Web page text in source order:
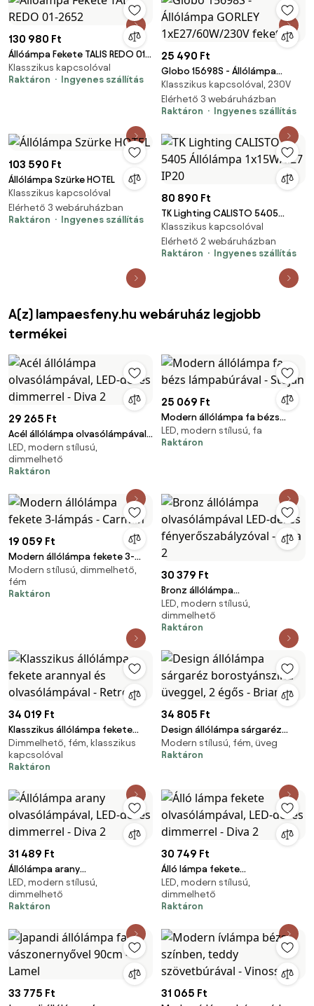
130 980 Ft
Állóámpa Fekete TALIS REDO 01-
2652
Klasszikus kapcsolóval
Raktáron
Ingyenes szállítás
25 490 Ft
Globo 15698S - Állólámpa
GORLEY 1xE27/60W/230V fekete
Klasszikus kapcsolóval, 230V
Elérhető 3 webáruházban
Raktáron
Ingyenes szállítás
103 590 Ft
Állólámpa Szürke HOTEL
Klasszikus kapcsolóval
Elérhető 3 webáruházban
Raktáron
Ingyenes szállítás
80 890 Ft
TK Lighting CALISTO 5405
Állólámpa 1x15W/E27 IP20
Klasszikus kapcsolóval
Elérhető 2 webáruházban
Raktáron
Ingyenes szállítás
A(z) lampaesfeny.hu webáruház legjobb
termékei
29 265 Ft
Acél állólámpa olvasólámpával,
LED-del és dimmerrel - Diva 2
LED, modern stílusú,
dimmelhető
Raktáron
25 069 Ft
Modern állólámpa fa bézs
lámpabúrával - Stojan
LED, modern stílusú, fa
Raktáron
19 059 Ft
Modern állólámpa fekete 3-
lámpás - Carmen
Modern stílusú, dimmelhető,
fém
Raktáron
30 379 Ft
Bronz állólámpa
olvasólámpával LED-del és
fényerőszabályzóval - Diva 2
LED, modern stílusú,
dimmelhető
Raktáron
34 019 Ft
Klasszikus állólámpa fekete
arannyal és olvasólámpával -
Retro
Dimmelhető, fém, klasszikus
kapcsolóval
Raktáron
34 805 Ft
Design állólámpa sárgaréz
borostyánszínű üveggel, 2
égős - Brianna
Modern stílusú, fém, üveg
Raktáron
31 489 Ft
Állólámpa arany
olvasólámpával, LED-del és
dimmerrel - Diva 2
LED, modern stílusú,
dimmelhető
Raktáron
30 749 Ft
Álló lámpa fekete
olvasólámpával, LED-del és
dimmerrel - Diva 2
LED, modern stílusú,
dimmelhető
Raktáron
33 775 Ft 31 065 Ft